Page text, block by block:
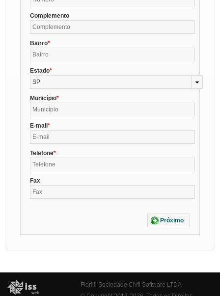
Complemento
Bairro
Estado
SP
Município
E-mail
Telefone
Fax
Próximo
Fiorilli Sociedade Civil Software LTDA